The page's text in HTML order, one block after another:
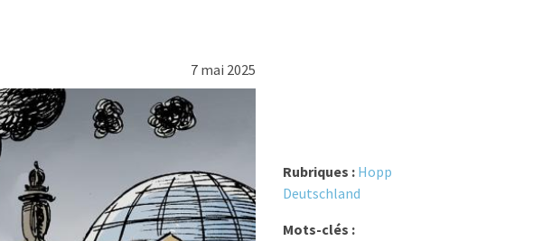
7 mai 2025
Rubriques : Hopp
Deutschland
Mots-clés :